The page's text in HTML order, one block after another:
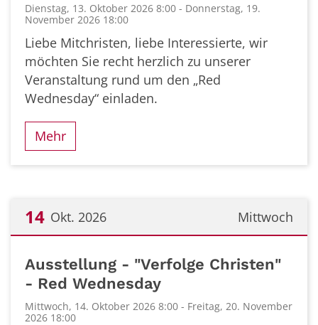
Dienstag, 13. Oktober 2026 8:00 - Donnerstag, 19.
November 2026 18:00
Liebe Mitchristen, liebe Interessierte, wir
möchten Sie recht herzlich zu unserer
Veranstaltung rund um den „Red
Wednesday“ einladen.
Mehr
Mittwoch
14 Okt. 2026
Ausstellung - "Verfolge Christen"
- Red Wednesday
Mittwoch, 14. Oktober 2026 8:00 - Freitag, 20. November
2026 18:00